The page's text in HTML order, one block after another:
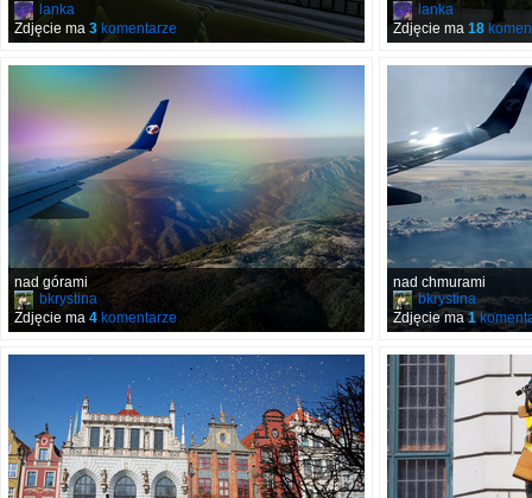
lanka
Zdjęcie ma 3 komentarze
lanka
Zdjęcie ma 18
nad górami
bkrystina
Zdjęcie ma 4 komentarze
nad chmurami
bkrystina
Zdjęcie ma1